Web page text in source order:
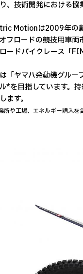
、技術開発における協
Motionは2009年の創
フロードの競技用車
ードバイクレース「
「ヤマハ発動機グルー
*を目指しています。
ます。
所や工場、エネルギー購入を